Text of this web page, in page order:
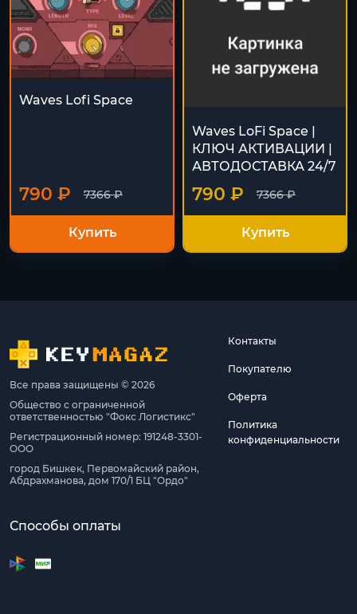
Waves Lofi Space
7366 ₽
790 ₽
Купить
Waves LoFi Space |
КЛЮЧ АКТИВАЦИИ |
АВТОДОСТАВКА 24/7
7366 ₽
790 ₽
Купить
Все права защищены © 2026
Общество с ограниченной
ответственностью "Фокс Логистикс"
Регистрационный номер: 191248-3301-
ООО
город Бишкек, Первомайский район,
Абдрахманова, дом 170/1 БЦ "Ордо"
Контакты
Покупателю
Оферта
Политика
конфиденциальности
Способы оплаты